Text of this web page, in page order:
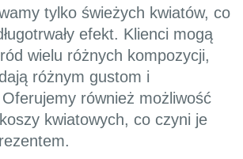
tylko świeżych kwiatów, co
efekt. Klienci mogą
wielu różnych kompozycji,
różnym gustom i
również możliwość
kwiatowych, co czyni je